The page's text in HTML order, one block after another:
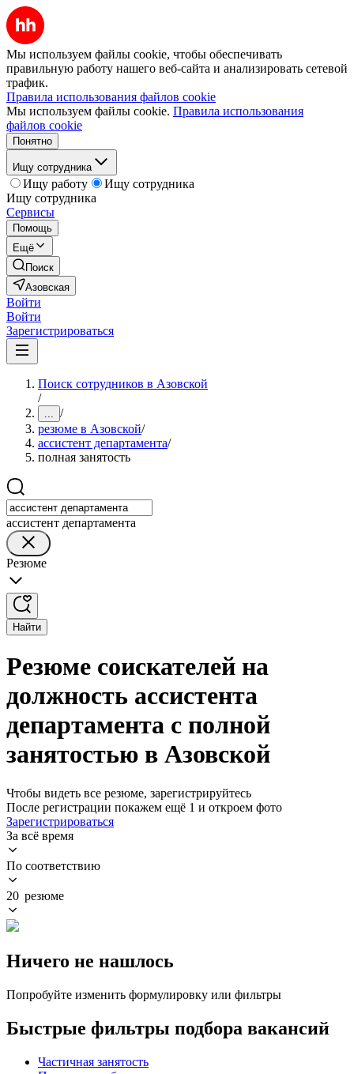
Мы используем файлы cookie, чтобы обеспечивать
правильную работу нашего веб-сайта и анализировать сетевой
трафик.
Правила использования файлов cookie
Мы используем файлы cookie. Правила использования
файлов cookie
Понятно
Ищу сотрудника
Ищу работу
Ищу сотрудника
Ищу сотрудника
Сервисы
Помощь
Ещё
Поиск
Азовская
Войти
Войти
Зарегистрироваться
Поиск сотрудников в Азовской
/
... /
резюме в Азовской/
ассистент департамента/
полная занятость
ассистент департамента
Резюме
Найти
Резюме соискателей на
должность ассистента
департамента с полной
занятостью в Азовской
Чтобы видеть все резюме, зарегистрируйтесь
После регистрации покажем ещё 1 и откроем фото
Зарегистрироваться
За всё время
По соответствию
20 резюме
Ничего не нашлось
Попробуйте изменить формулировку или фильтры
Быстрые фильтры подбора вакансий
Частичная занятость